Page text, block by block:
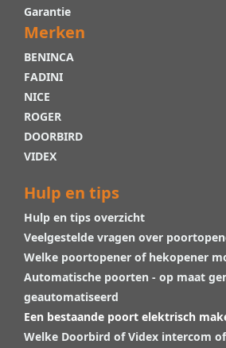
Garantie
Merken
BENINCA
FADINI
NICE
ROGER
DOORBIRD
VIDEX
Hulp en tips
Hulp en tips overzicht
Veelgestelde vragen over
Welke poortopener of hekopener
Automatische poorten - op maat
geautomatiseerd
Een bestaande poort elektrisch
Welke Doorbird of Videx intercom